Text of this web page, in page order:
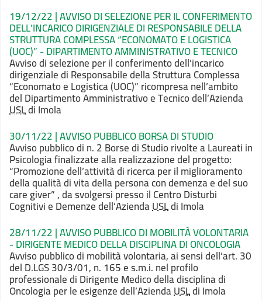
19/12/22 | AVVISO DI SELEZIONE PER IL CONFERIMENTO
DELL’INCARICO DIRIGENZIALE DI RESPONSABILE DELLA
STRUTTURA COMPLESSA “ECONOMATO E LOGISTICA
(UOC)” - DIPARTIMENTO AMMINISTRATIVO E TECNICO
Avviso di selezione per il conferimento dell’incarico
dirigenziale di Responsabile della Struttura Complessa
“Economato e Logistica (UOC)” ricompresa nell’ambito
del Dipartimento Amministrativo e Tecnico dell’Azienda
USLdi Imola
30/11/22 | AVVISO PUBBLICO BORSA DI STUDIO
Avviso pubblico di n. 2 Borse di Studio rivolte a Laureati in
Psicologia finalizzate alla realizzazione del progetto:
“Promozione dell’attività di ricerca per il miglioramento
della qualità di vita della persona con demenza e del suo
care giver” , da svolgersi presso il Centro Disturbi
Cognitivi e Demenze dell’AziendaUSLdi Imola
28/11/22 | AVVISO PUBBLICO DI MOBILITÀ VOLONTARIA
- DIRIGENTE MEDICO DELLA DISCIPLINA DI ONCOLOGIA
Avviso pubblico di mobilità volontaria, ai sensi dell’art. 30
del D.LGS 30/3/01, n. 165 e s.m.i. nel profilo
professionale di Dirigente Medico della disciplina di
Oncologia per le esigenze dell’AziendaUSLdi Imola